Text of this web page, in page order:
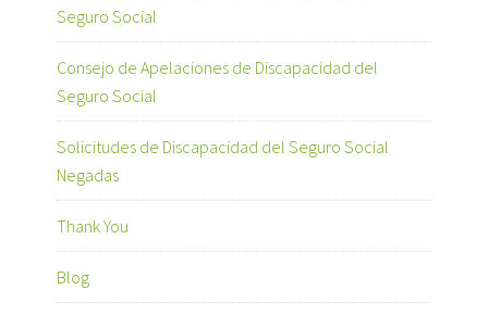
Seguro Social
Consejo de Apelaciones de Discapacidad del
Seguro Social
Solicitudes de Discapacidad del Seguro Social
Negadas
Thank You
Blog